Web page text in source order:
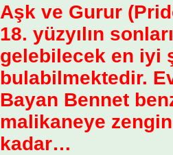
Aşk ve Gurur
18. yüzyılın
gelebilecek en iyi
bulabilmektedir.
Bayan Bennet
malikaneye
kadar…